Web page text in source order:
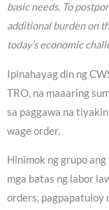
basic needs. To
additional burden on
today’s economic
Ipinahayag din ng
TRO, na maaaring
sa paggawa na
wage order.
Hinimok ng grupo
mga batas ng labor
orders, pagpapatuloy